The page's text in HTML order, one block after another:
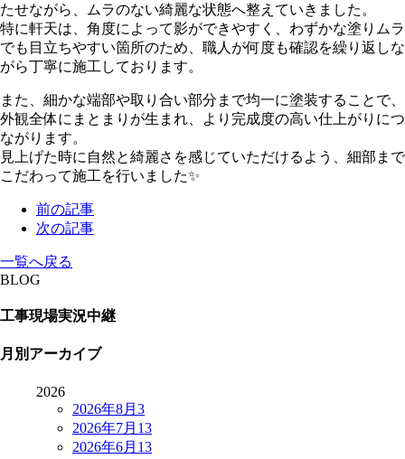
たせながら、ムラのない綺麗な状態へ整えていきました。
特に軒天は、角度によって影ができやすく、わずかな塗りムラ
でも目立ちやすい箇所のため、職人が何度も確認を繰り返しな
がら丁寧に施工しております。
また、細かな端部や取り合い部分まで均一に塗装することで、
外観全体にまとまりが生まれ、より完成度の高い仕上がりにつ
ながります。
見上げた時に自然と綺麗さを感じていただけるよう、細部まで
こだわって施工を行いました✨
前の記事
次の記事
一覧へ戻る
BLOG
工事現場実況中継
月別アーカイブ
2026
2026年8月 3
2026年7月 13
2026年6月 13